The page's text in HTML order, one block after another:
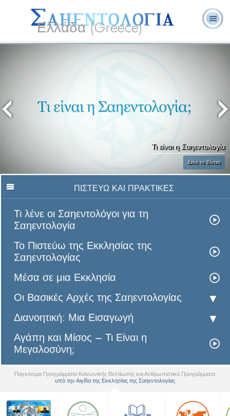
Ελλάδα (Greece)
Λειτουργοί
Τι είναι η Σαηεντολογία
Δείτε το Βίντεο
ΠΙΣΤΕΥΩ ΚΑΙ ΠΡΑΚΤΙΚΕΣ
Τι λένε οι Σαηεντολόγοι για τη
Σαηεντολογία
Το Πιστεύω της Εκκλησίας της
Σαηεντολογίας
Μέσα σε μια Εκκλησία
Οι Βασικές Αρχές της Σαηεντολογίας
Διανοητική: Μια Εισαγωγή
Αγάπη και Μίσος – Τι Είναι η
Μεγαλοσύνη;
Παγκόσμια Προγράμματα Κοινωνικής Βελτίωσης και Ανθρωπιστικά Προγράμματα
υπό την Αιγίδα της Εκκλησίας της Σαηεντολογίας